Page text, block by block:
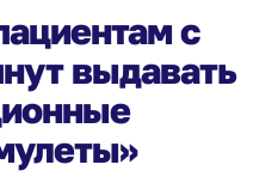
с
выдавать